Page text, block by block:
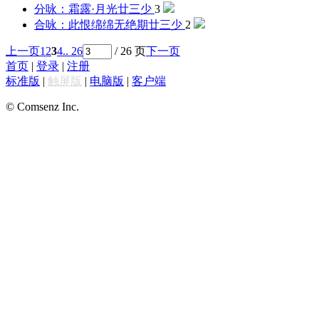
分咏：霜露·月光廿三少 3
合咏：此恨绵绵无绝期廿三少 2
上一页1 234.. 26 / 26 页下一页
首页 | 登录 | 注册
标准版 | 触屏版 | 电脑版 | 客户端
© Comsenz Inc.